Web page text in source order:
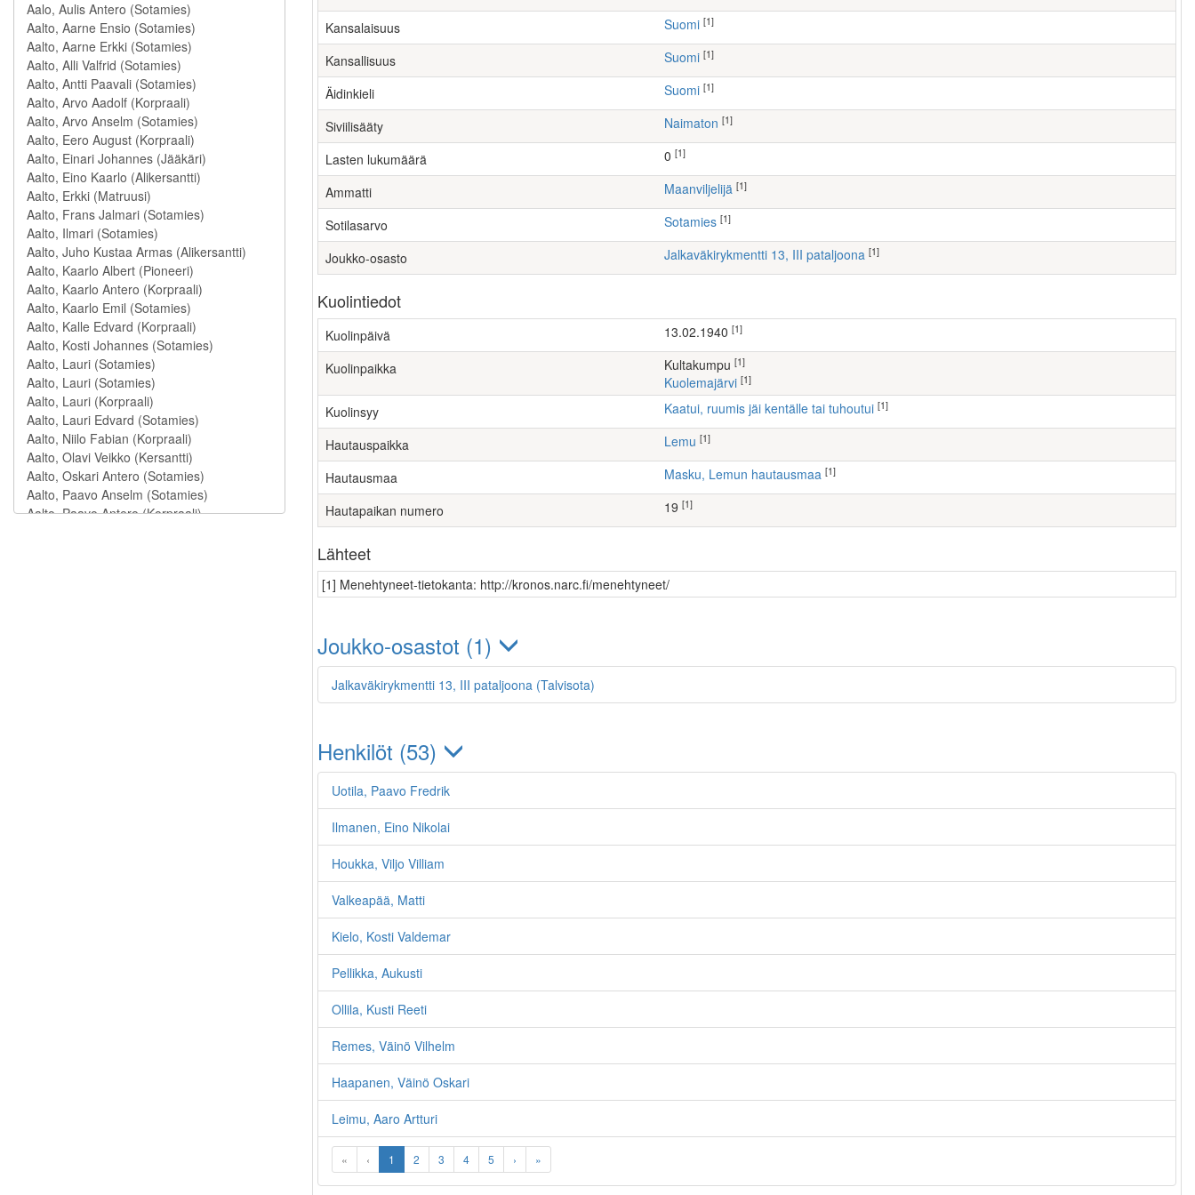
Kansalaisuus Suomi [1]
Kansallisuus Suomi [1]
Äidinkieli Suomi [1]
Siviilisääty Naimaton [1]
Lasten lukumäärä [1]
Ammatti maanviljelijä [1]
Sotilasarvo Sotamies [1]
Joukko-osasto Jalkaväkirykmentti 13, III pataljoona [1]
Kuolintiedot
Kuolinpäivä 13.02.1940 [1]
Kuolinpaikka Kultakumpu [1]
Kuolemajärvi [1]
Kuolinsyy Kaatui, ruumis jäi kentälle tai tuhoutui [1]
Hautauspaikka Lemu [1]
Hautausmaa Masku, Lemun hautausmaa [1]
Hautapaikan numero 19 [1]
Lähteet
[1] Menehtyneet-tietokanta: http://kronos.narc.fi/menehtyneet/
Joukko-osastot (1)
Jalkaväkirykmentti 13, III pataljoona (Talvisota)
Henkilöt (53)
Uotila, Paavo Fredrik
Ilmanen, Eino Nikolai
Houkka, Viljo Villiam
Valkeapää, Matti
Kielo, Kosti Valdemar
Pellikka, Aukusti
Ollila, Kusti Reeti
Remes, Väinö Vilhelm
Haapanen, Väinö Oskari
Leimu, Aaro Artturi
« ‹ 1 2 3 4 5 › »